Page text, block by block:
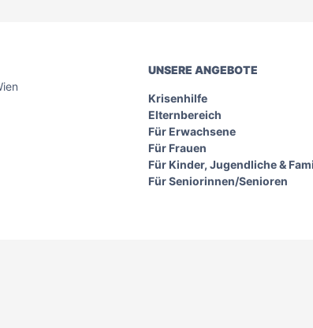
UNSERE ANGEBOTE
Krisenhilfe
Elternbereich
Für Erwachsene
Für Frauen
Für Kinder, Jugendliche &
Für Seniorinnen/Senioren